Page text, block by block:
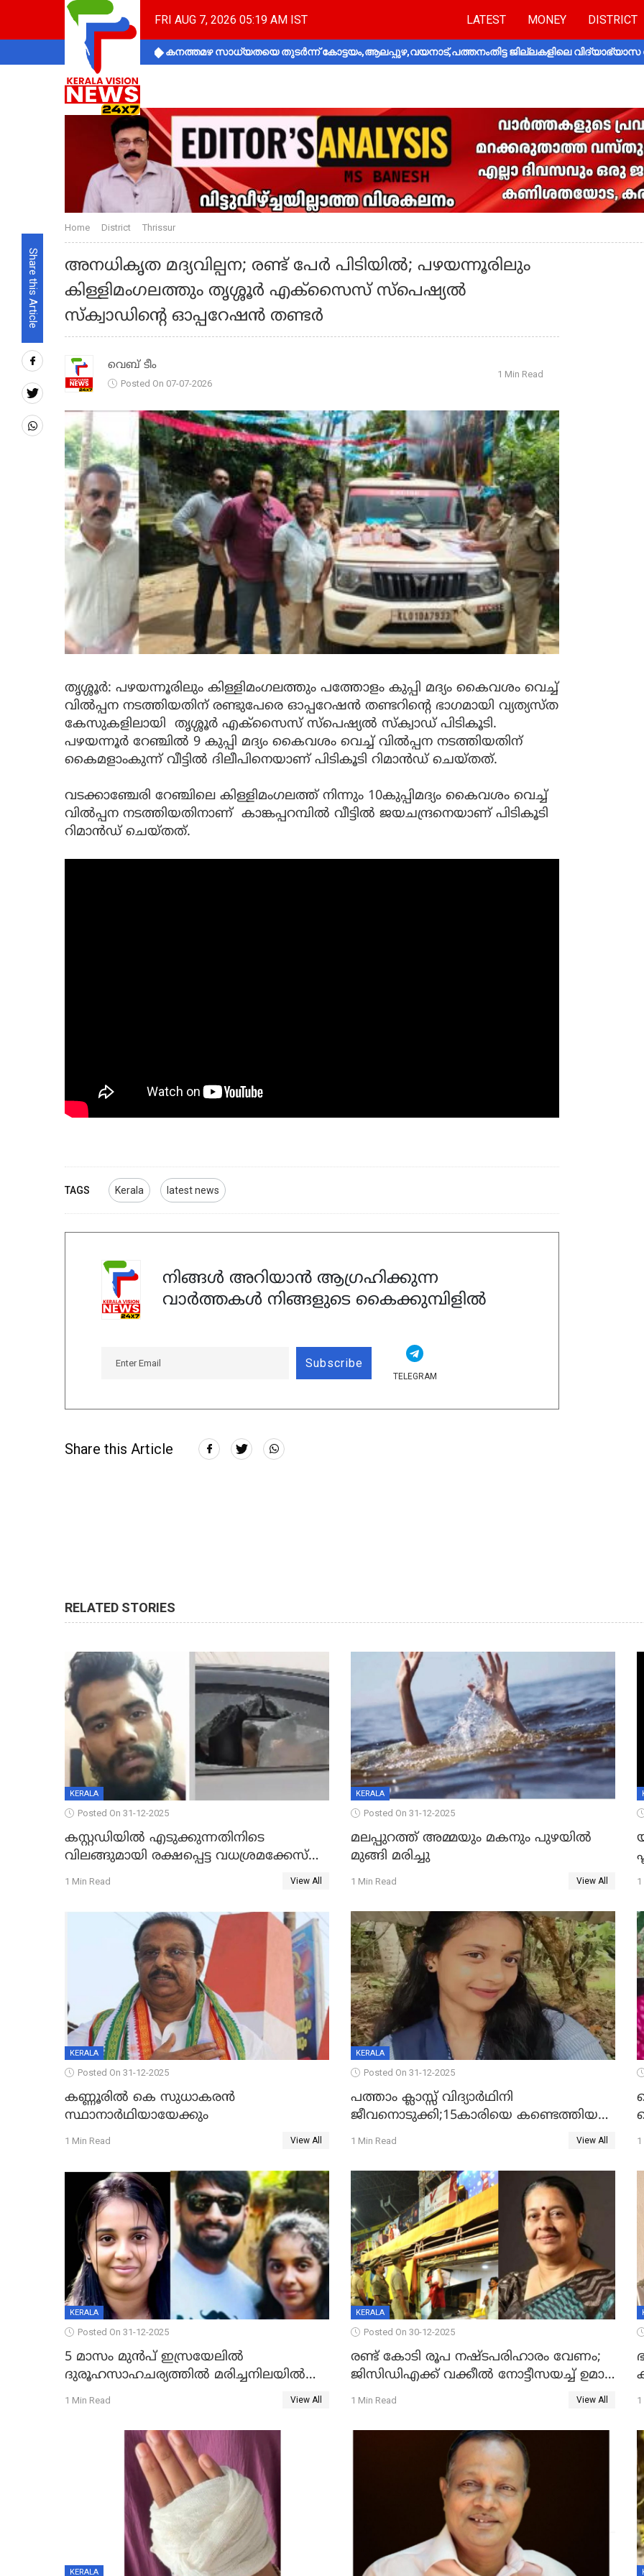
FRI AUG 7, 2026 05:19 AM IST LATEST MONEY DISTRICT
കനത്തമഴ സാധ്യതയെ തുടർന്ന് കോട്ടയം,ആലപ്പുഴ,വയനാട്,പത്തനംതിട്ട ജില്ലകളിലെ വിദ്യാഭ്യാസ
Share this Article
Home District Thrissur
അനധികൃത മദ്യവില്പന; രണ്ട് പേർ പിടിയിൽ; പഴയന്നൂരിലും
കിള്ളിമംഗലത്തും തൃശ്ശൂർ എക്സൈസ് സ്പെഷ്യൽ
സ്‌ക്വാഡിന്റെ ഓപ്പറേഷൻ തണ്ടർ
വെബ് ടീം
Posted On 07-07-2026
1 Min Read
തൃശ്ശൂർ: പഴയന്നൂരിലും കിള്ളിമംഗലത്തും പത്തോളം കുപ്പി മദ്യം കൈവശം വെച്ച്
വിൽപ്പന നടത്തിയതിന് രണ്ടുപേരെ ഓപ്പറേഷൻ തണ്ടറിന്റെ ഭാഗമായി വ്യത്യസ്ത
കേസുകളിലായി തൃശ്ശൂർ എക്സൈസ് സ്പെഷ്യൽ സ്‌ക്വാഡ് പിടികൂടി.
പഴയന്നൂർ റേഞ്ചിൽ 9 കുപ്പി മദ്യം കൈവശം വെച്ച് വിൽപ്പന നടത്തിയതിന്
കൈമളാംകുന്ന് വീട്ടിൽ ദിലീപിനെയാണ് പിടികൂടി റിമാൻഡ് ചെയ്തത്.
വടക്കാഞ്ചേരി റേഞ്ചിലെ കിള്ളിമംഗലത്ത് നിന്നും 10കുപ്പിമദ്യം കൈവശം വെച്ച്
വിൽപ്പന നടത്തിയതിനാണ് കാങ്കപ്പറമ്പിൽ വീട്ടിൽ ജയചന്ദ്രനെയാണ് പിടികൂടി
റിമാൻഡ് ചെയ്തത്.
TAGS Kerala latest news
നിങ്ങൾ അറിയാൻ ആഗ്രഹിക്കുന്ന
വാർത്തകൾ നിങ്ങളുടെ കൈക്കുമ്പിളിൽ
Subscribe
TELEGRAM
Share this Article
RELATED STORIES
KERALA
Posted On 31-12-2025
കസ്റ്റഡിയിൽ എടുക്കുന്നതിനിടെ
വിലങ്ങുമായി രക്ഷപ്പെട്ട വധശ്രമക്കേസ്
പ്രതി പിടിയിൽ
1 Min Read View All
KERALA
Posted On 31-12-2025
മലപ്പുറത്ത് അമ്മയും മകനും പുഴയിൽ
മുങ്ങി മരിച്ചു
1 Min Read View All 1
KERALA
Posted On 31-12-2025
കണ്ണൂരിൽ കെ സുധാകരൻ
സ്ഥാനാർഥിയായേക്കും
1 Min Read View All
KERALA
Posted On 31-12-2025
പത്താം ക്ലാസ്സ് വിദ്യാര്‍ഥിനി
ജീവനൊടുക്കി;15കാരിയെ കണ്ടെത്തിയത്
കിടപ്പുമുറിയില്‍ തൂങ്ങി മരിച്ച നിലയിൽ
1 Min Read View All 1
KERALA
Posted On 31-12-2025
5 മാസം മുൻപ് ഇസ്രയേലിൽ
ദുരൂഹസാഹചര്യത്തിൽ മരിച്ചനിലയിൽ
കണ്ടെത്തിയ മലയാളി യുവാവിന്റെ
1 Min Read View All
KERALA
Posted On 30-12-2025
രണ്ട് കോടി രൂപ നഷ്ടപരിഹാരം വേണം;
ജിസിഡിഎക്ക് വക്കീൽ നോട്ടീസയച്ച് ഉമാ
തോമസ്
1 Min Read View All 1
KERALA